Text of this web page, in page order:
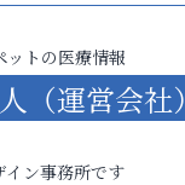
ットの医療情報
（運営会社）
ン事務所です